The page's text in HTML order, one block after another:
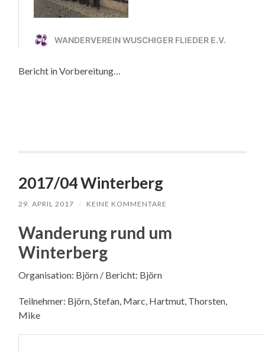
Bericht in Vorbereitung…
2017/04 Winterberg
29. APRIL 2017 / KEINE KOMMENTARE
Wanderung rund um
Winterberg
Organisation: Björn / Bericht: Björn
Teilnehmer: Björn, Stefan, Marc, Hartmut, Thorsten,
Mike